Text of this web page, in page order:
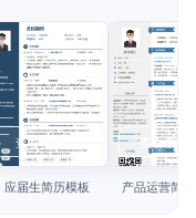
查看模板
应届生简历模板
查看模板
产品运营简